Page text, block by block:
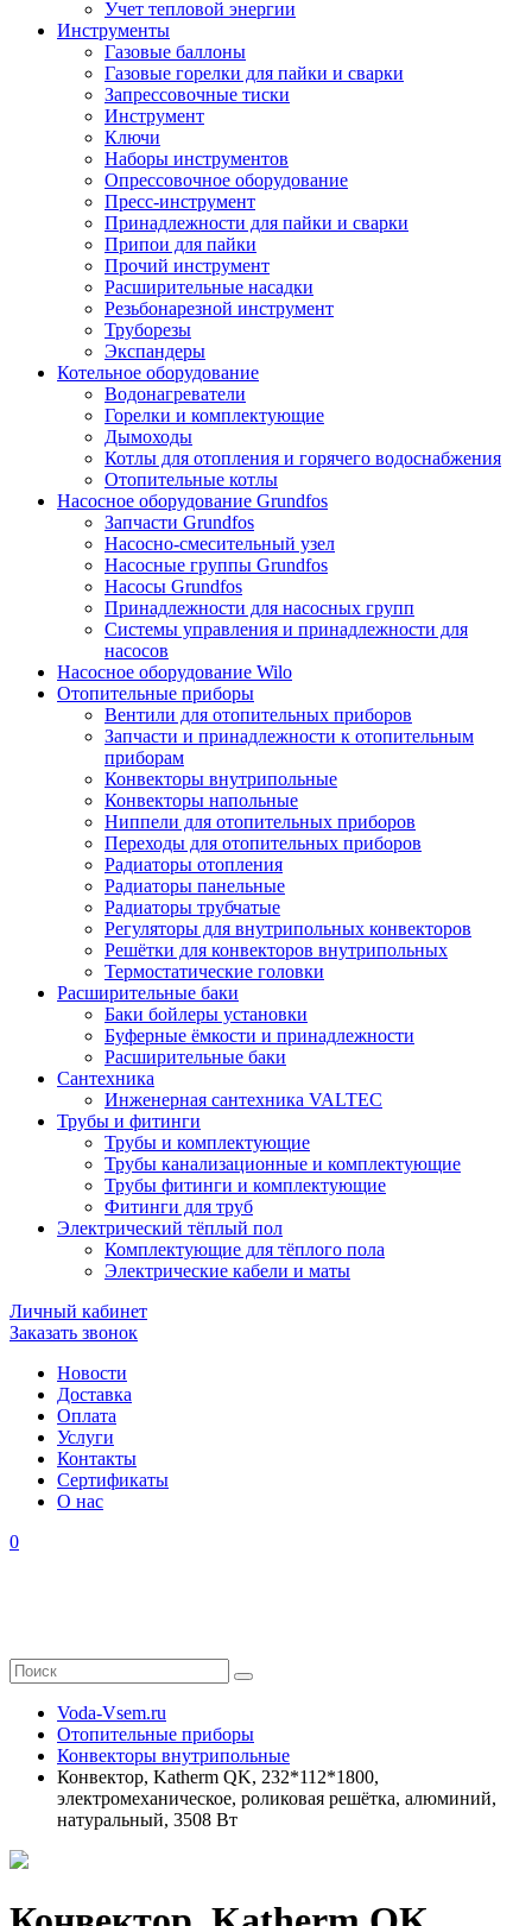
Учет тепловой энергии
Инструменты
Газовые баллоны
Газовые горелки для пайки и сварки
Запрессовочные тиски
Инструмент
Ключи
Наборы инструментов
Опрессовочное оборудование
Пресс-инструмент
Принадлежности для пайки и сварки
Припои для пайки
Прочий инструмент
Расширительные насадки
Резьбонарезной инструмент
Труборезы
Экспандеры
Котельное оборудование
Водонагреватели
Горелки и комплектующие
Дымоходы
Котлы для отопления и горячего водоснабжения
Отопительные котлы
Насосное оборудование Grundfos
Запчасти Grundfos
Насосно-смесительный узел
Насосные группы Grundfos
Насосы Grundfos
Принадлежности для насосных групп
Системы управления и принадлежности для
насосов
Насосное оборудование Wilo
Отопительные приборы
Вентили для отопительных приборов
Запчасти и принадлежности к отопительным
приборам
Конвекторы внутрипольные
Конвекторы напольные
Ниппели для отопительных приборов
Переходы для отопительных приборов
Радиаторы отопления
Радиаторы панельные
Радиаторы трубчатые
Регуляторы для внутрипольных конвекторов
Решётки для конвекторов внутрипольных
Термостатические головки
Расширительные баки
Баки бойлеры установки
Буферные ёмкости и принадлежности
Расширительные баки
Сантехника
Инженерная сантехника VALTEC
Трубы и фитинги
Трубы и комплектующие
Трубы канализационные и комплектующие
Трубы фитинги и комплектующие
Фитинги для труб
Электрический тёплый пол
Комплектующие для тёплого пола
Электрические кабели и маты
Личный кабинет
Заказать звонок
Новости
Доставка
Оплата
Услуги
Контакты
Cертификаты
О нас
0
Voda-Vsem.ru
Отопительные приборы
Конвекторы внутрипольные
Конвектор, Katherm QK, 232*112*1800,
электромеханическое, роликовая решётка, алюминий,
натуральный, 3508 Вт